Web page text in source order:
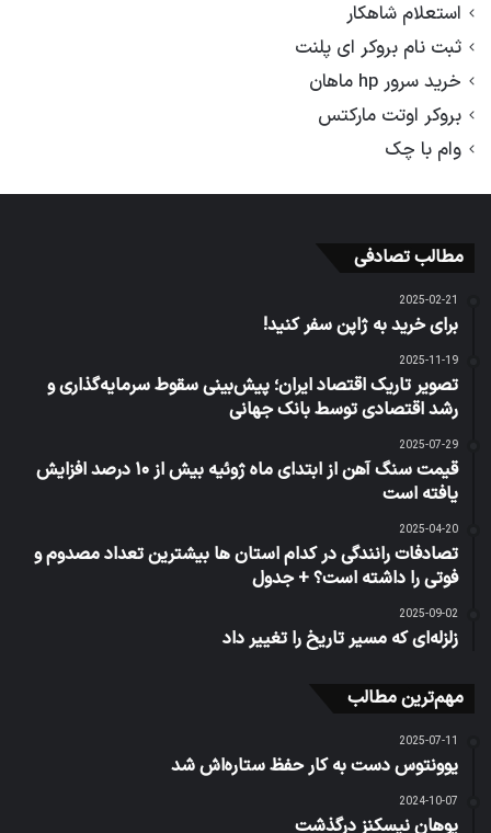
استعلام شاهکار
ثبت نام بروکر ای پلنت
خرید سرور hp ماهان
بروکر اوتت مارکتس
وام با چک
مطالب تصادفی
2025-02-21
برای خرید به ژاپن سفر کنید!
2025-11-19
تصویر تاریک اقتصاد ایران؛ پيش‌بينی سقوط سرمايه‌گذاری و
رشد اقتصادی توسط بانک جهانی
2025-07-29
قیمت سنگ آهن از ابتدای ماه ژوئیه بیش از ۱۰ درصد افزایش
یافته است
2025-04-20
تصادفات رانندگی در کدام استان ها بیشترین تعداد مصدوم و
فوتی را داشته است؟ + جدول
2025-09-02
زلزله‌ای که مسیر تاریخ را تغییر داد
مهم‌ترین مطالب
2025-07-11
یوونتوس دست به کار حفظ ستاره‌اش شد
2024-10-07
یوهان نیسکنز درگذشت